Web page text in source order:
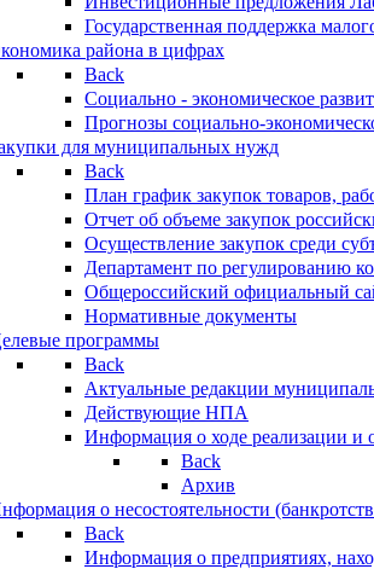
Государственная поддержка
района в цифрах
Back
Социально - экономическое
Прогнозы социально-
для муниципальных нужд
Back
План график закупок товаров,
Отчет об объеме закупок
Осуществление закупок среди
Департамент по регулированию
Общероссийский официальный
Нормативные документы
программы
Back
Актуальные редакции
Действующие НПА
Информация о ходе реализации
Back
Архив
о несостоятельности
Back
Информация о предприятиях,